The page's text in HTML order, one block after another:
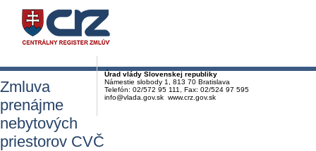
Úrad vlády Slovenskej republiky
Námestie slobody 1, 813 70 Bratislava
Telefón: 02/572 95 111, Fax: 02/524 97 595
info@vlada.gov.sk www.crz.gov.sk
Zmluva
prenájme
nebytových
priestorov CVČ